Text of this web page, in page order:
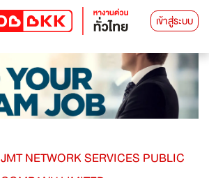
เข้าสู่ระบบ
JMT NETWORK SERVICES PUBLIC